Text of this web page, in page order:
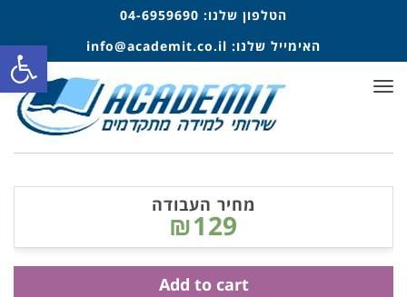
הטלפון שלנו: 04-6959690
האימייל שלנו: info@academit.co.il
תפריט
מחיר העבודה
₪129
Add to cart
פתח